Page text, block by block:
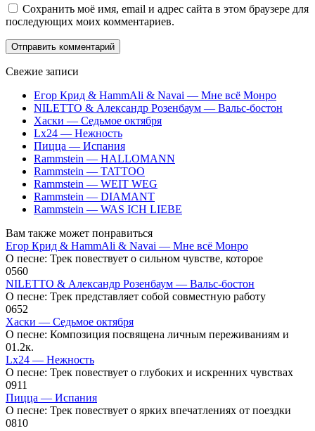
Сохранить моё имя, email и адрес сайта в этом браузере для
последующих моих комментариев.
Свежие записи
Егор Крид & HammAli & Navai — Мне всё Монро
NILETTO & Александр Розенбаум — Вальс-бостон
Хаски — Седьмое октября
Lx24 — Нежность
Пицца — Испания
Rammstein — HALLOMANN
Rammstein — TATTOO
Rammstein — WEIT WEG
Rammstein — DIAMANT
Rammstein — WAS ICH LIEBE
Вам также может понравиться
Егор Крид & HammAli & Navai — Мне всё Монро
О песне: Трек повествует о сильном чувстве, которое
0560
NILETTO & Александр Розенбаум — Вальс-бостон
О песне: Трек представляет собой совместную работу
0652
Хаски — Седьмое октября
О песне: Композиция посвящена личным переживаниям и
01.2к.
Lx24 — Нежность
О песне: Трек повествует о глубоких и искренних чувствах
0911
Пицца — Испания
О песне: Трек повествует о ярких впечатлениях от поездки
0810